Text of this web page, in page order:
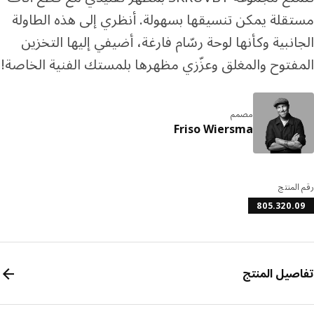
يمكن تنسيقها بسهولة. أنظري إلى هذه الطاولة
وكأنها لوحة رسّام فارغة، أضيفي إليها التخزين
والمغلق وعزّزي مظهرها بلمستك الفنية الخاصة!
مصمم
Friso Wiersma
المنتج